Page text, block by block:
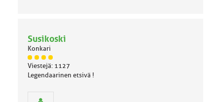
Susikoski
Konkari
J
ä
s
Viestejä: 1127
Legendaarinen etsivä !